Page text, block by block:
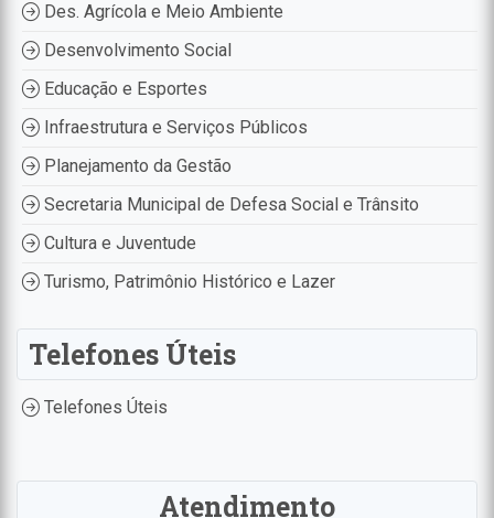
Des. Agrícola e Meio Ambiente
Desenvolvimento Social
Educação e Esportes
Infraestrutura e Serviços Públicos
Planejamento da Gestão
Secretaria Municipal de Defesa Social e Trânsito
Cultura e Juventude
Turismo, Patrimônio Histórico e Lazer
Telefones Úteis
Telefones Úteis
Atendimento